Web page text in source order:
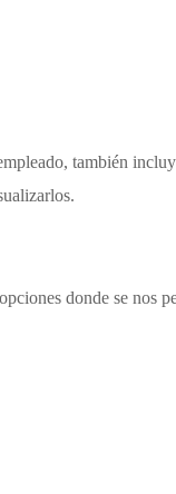
también
donde se nos